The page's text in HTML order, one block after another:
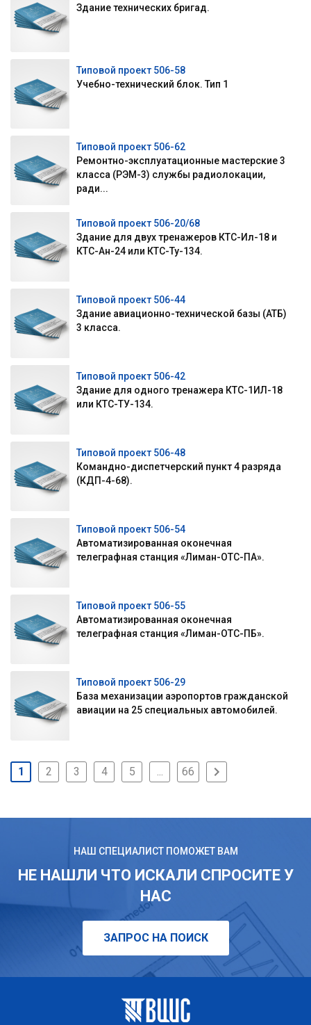
Здание технических бригад.
Типовой проект 506-58
Учебно-технический блок. Тип 1
Типовой проект 506-62
Ремонтно-эксплуатационные мастерские 3
класса (РЭМ-3) службы радиолокации,
ради...
Типовой проект 506-20/68
Здание для двух тренажеров КТС-Ил-18 и
КТС-Ан-24 или КТС-Ту-134.
Типовой проект 506-44
Здание авиационно-технической базы (АТБ)
3 класса.
Типовой проект 506-42
Здание для одного тренажера КТС-1ИЛ-18
или КТС-ТУ-134.
Типовой проект 506-48
Командно-диспетчерский пункт 4 разряда
(КДП-4-68).
Типовой проект 506-54
Автоматизированная оконечная
телеграфная станция «Лиман-ОТС-ПА».
Типовой проект 506-55
Автоматизированная оконечная
телеграфная станция «Лиман-ОТС-ПБ».
Типовой проект 506-29
База механизации аэропортов гражданской
авиации на 25 специальных автомобилей.
1 2 3 4 5 ... 66
НАШ СПЕЦИАЛИСТ ПОМОЖЕТ ВАМ
НЕ НАШЛИ ЧТО ИСКАЛИ СПРОСИТЕ У
НАС
ЗАПРОС НА ПОИСК